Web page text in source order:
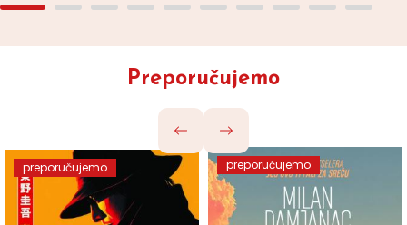
Preporučujemo
preporučujemo preporučujemo